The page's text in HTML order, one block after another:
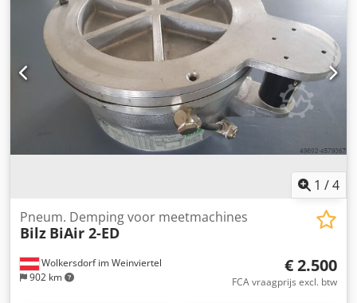
1 /4
Wolkersdorf im Weinviertel
902 km
Pneum. Demping voor meetmachines
Bilz BiAir 2-ED
€ 2.500
FCA vraagprijs excl. btw